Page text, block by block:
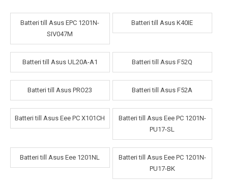
Batteri till Asus EPC 1201N-
SIV047M
Batteri till Asus K40IE
Batteri till Asus UL20A-A1 Batteri till Asus F52Q
Batteri till Asus PRO23 Batteri till Asus F52A
Batteri till Asus Eee PC X101CH
Batteri till Asus Eee PC 1201N-
PU17-SL
Batteri till Asus Eee 1201NL
Batteri till Asus Eee PC 1201N-
PU17-BK